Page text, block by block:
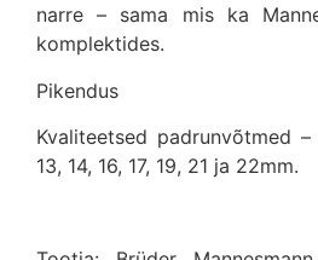
narre – sama mis ka
komplektides.
Pikendus
Kvaliteetsed padrunvõtmed –
13, 14, 16, 17, 19, 21 ja 22mm.